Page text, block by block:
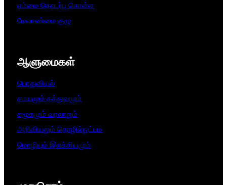
எம்மை தொடர்பு கொள்ள
மேலாண்மை குழு
ஆளுமைகள்​
பொதுவியல்
சமயமும் தத்துவமும்
சமூகமும் வரலாறும்
அறிவியலும் தொழில்நுட்பம
மொழியும் இலக்கியமும்